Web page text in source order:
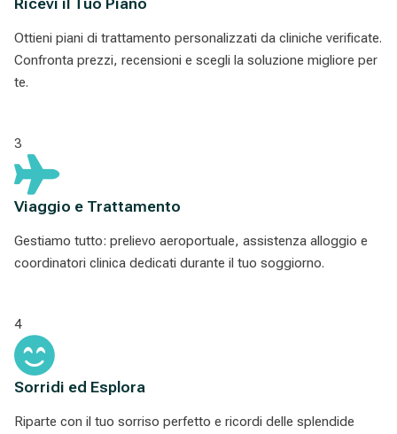
Ottieni piani di trattamento personalizzati da cliniche verificate.
Confronta prezzi, recensioni e scegli la soluzione migliore per
te.
3
Viaggio e Trattamento
Gestiamo tutto: prelievo aeroportuale, assistenza alloggio e
coordinatori clinica dedicati durante il tuo soggiorno.
4
Sorridi ed Esplora
Riparte con il tuo sorriso perfetto e ricordi delle splendide